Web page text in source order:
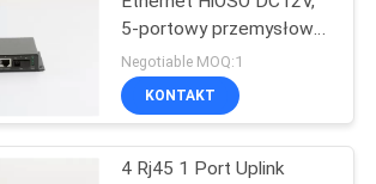
5-portowy przemysłowy
przełącznik Ethernet
Negotiable MOQ:1
KONTAKT
4 Rj45 1 Port Uplink